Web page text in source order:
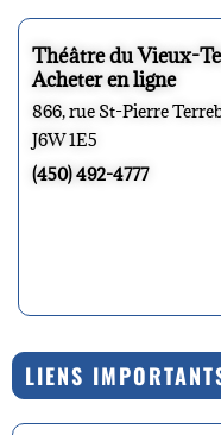
Théâtre du Vieux-
Acheter en ligne
866, rue St-Pierre
J6W 1E5
(450) 492-4777
LIENS